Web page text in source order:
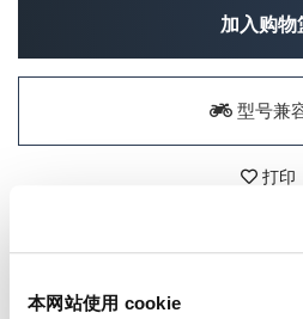
本网站使用 cookie
加入购物
型号兼
打印
细节